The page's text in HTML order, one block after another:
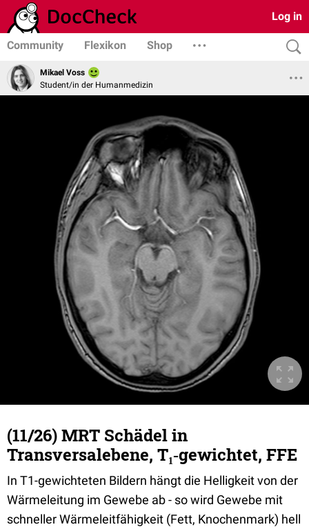
Log in
Community Flexikon Shop
Mikael Voss
Student/in der Humanmedizin
(11/26) MRT Schädel in
Transversalebene, T₁‐gewichtet, FFE
In T1-gewichteten Bildern hängt die Helligkeit von der
Wärmeleitung im Gewebe ab - so wird Gewebe mit
schneller Wärmeleitfähigkeit (Fett, Knochenmark) hell